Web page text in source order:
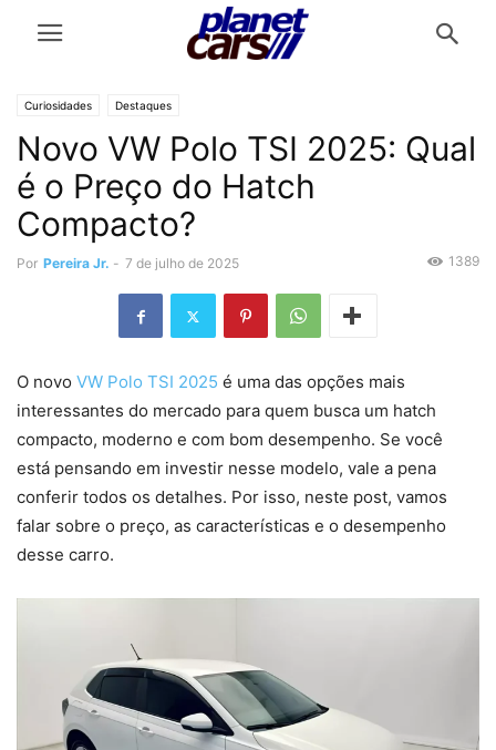
Curiosidades Destaques
Novo VW Polo TSI 2025: Qual
é o Preço do Hatch
Compacto?
Por Pereira Jr. - 7 de julho de 2025 1389
O novo VW Polo TSI 2025 é uma das opções mais
interessantes do mercado para quem busca um hatch
compacto, moderno e com bom desempenho. Se você
está pensando em investir nesse modelo, vale a pena
conferir todos os detalhes. Por isso, neste post, vamos
falar sobre o preço, as características e o desempenho
desse carro.